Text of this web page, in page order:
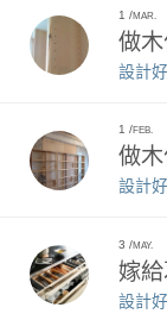
1 MAR.
做
設計
1 FEB.
做
設計
3 MAY.
嫁
設計